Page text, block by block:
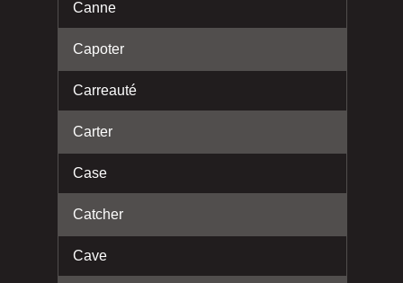
Canne
Capoter
Carreauté
Carter
Case
Catcher
Cave